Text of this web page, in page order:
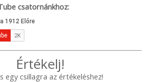
csatornánkhoz:
Értékelj!
egy csillagra az értékeléshez!